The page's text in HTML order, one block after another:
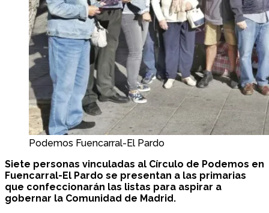
Podemos Fuencarral-El Pardo
Siete personas vinculadas al Círculo de Podemos en
Fuencarral-El Pardo se presentan a las primarias
que confeccionarán las listas para aspirar a
gobernar la Comunidad de Madrid.